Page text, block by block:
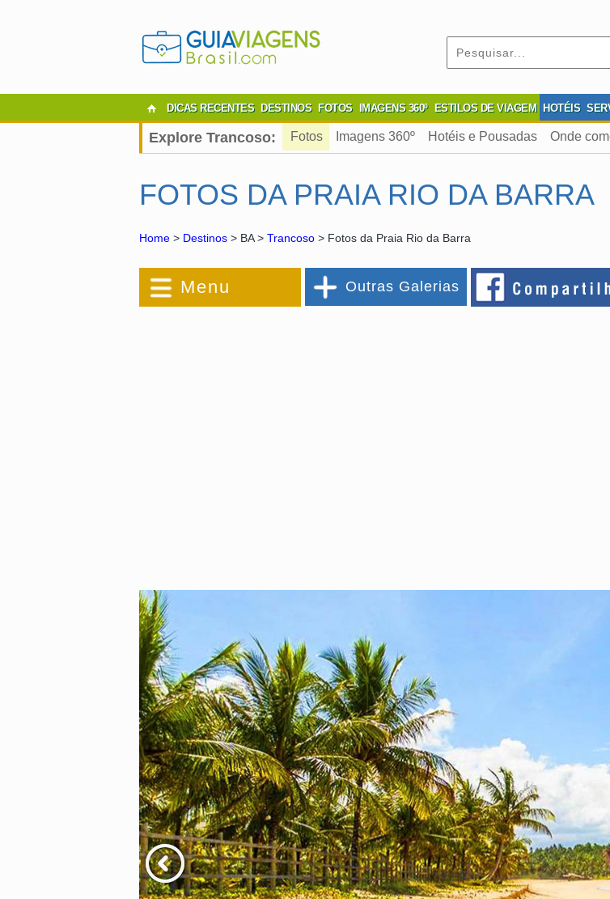
DICAS RECENTES DESTINOS FOTOS IMAGENS 360º ESTILOS DE VIAGEM HOTÉIS
Explore Trancoso: Fotos Imagens 360º Hotéis e Pousadas Onde
FOTOS DA PRAIA RIO DA BARRA
Home > Destinos > BA > Trancoso > Fotos da Praia Rio da Barra
Menu Outras Galerias